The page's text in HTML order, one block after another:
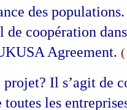
des
coopération
Agreement. (
projet? Il s’agit de
toutes les